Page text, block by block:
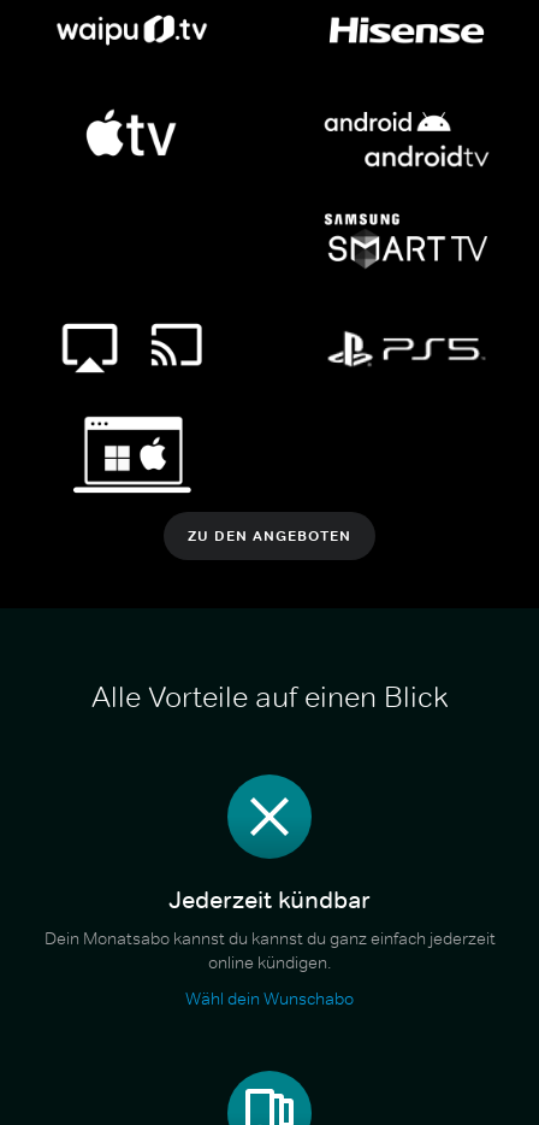
ZU DEN ANGEBOTEN
Alle Vorteile auf einen Blick
Jederzeit kündbar
Dein Monatsabo kannst du kannst du ganz einfach jederzeit
online kündigen.
Wähl dein Wunschabo